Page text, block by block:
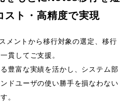
スト・高精度で実現
メントから移行対象の選定、移行
貫してご支援。
豊富な実績を活かし、 システム部
ドユーザの使い勝手を損なわない
。